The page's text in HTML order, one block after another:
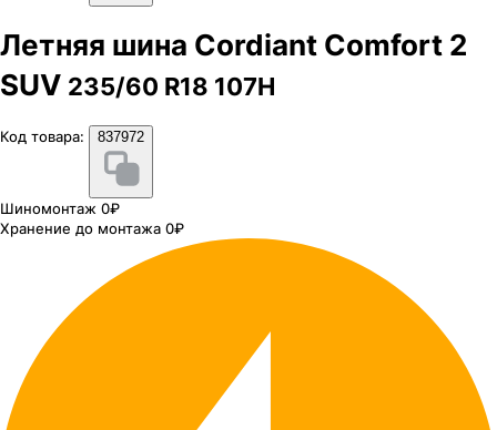
Летняя шина Cordiant Comfort 2
SUV 235/60 R18 107H
Код товара: 837972
Шиномонтаж 0₽
Хранение до монтажа 0₽